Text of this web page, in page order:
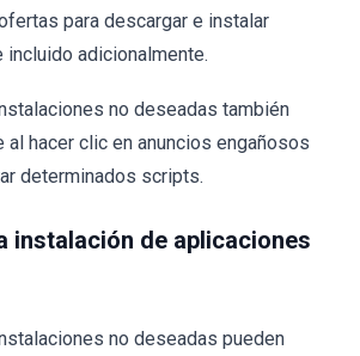
para descargar e instalar
adicionalmente.
no deseadas también
al hacer clic en anuncios engañosos
determinados scripts.
instalación de aplicaciones
no deseadas pueden